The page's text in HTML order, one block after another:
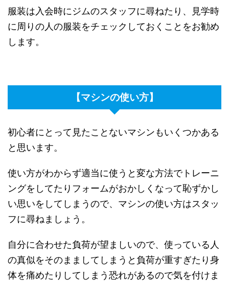
服装は入会時にジムのスタッフに尋ねたり、見学時
に周りの人の服装をチェックしておくことをお勧め
します。
【マシンの使い方】
初心者にとって見たことないマシンもいくつかある
と思います。
使い方がわからず適当に使うと変な方法でトレーニ
ングをしてたりフォームがおかしくなって恥ずかし
い思いをしてしまうので、マシンの使い方はスタッ
フに尋ねましょう。
自分に合わせた負荷が望ましいので、使っている人
の真似をそのまましてしまうと負荷が重すぎたり身
体を痛めたりしてしまう恐れがあるので気を付けま